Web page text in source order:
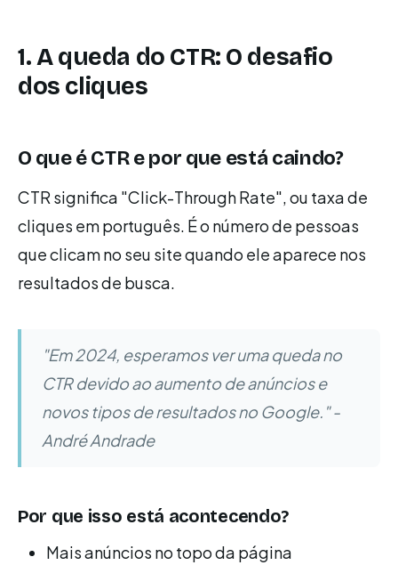
1. A queda do CTR: O desafio
dos cliques
O que é CTR e por que está caindo?
CTR significa "Click-Through Rate", ou taxa de
cliques em português. É o número de pessoas
que clicam no seu site quando ele aparece nos
resultados de busca.
"Em 2024, esperamos ver uma queda no
CTR devido ao aumento de anúncios e
novos tipos de resultados no Google." -
André Andrade
Por que isso está acontecendo?
Mais anúncios no topo da página